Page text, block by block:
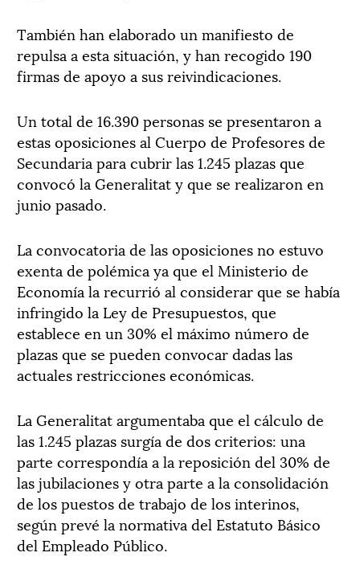
También han elaborado un manifiesto de
repulsa a esta situación, y han recogido 190
firmas de apoyo a sus reivindicaciones.
Un total de 16.390 personas se presentaron a
estas oposiciones al Cuerpo de Profesores de
Secundaria para cubrir las 1.245 plazas que
convocó la Generalitat y que se realizaron en
junio pasado.
La convocatoria de las oposiciones no estuvo
exenta de polémica ya que el Ministerio de
Economía la recurrió al considerar que se había
infringido la Ley de Presupuestos, que
establece en un 30% el máximo número de
plazas que se pueden convocar dadas las
actuales restricciones económicas.
La Generalitat argumentaba que el cálculo de
las 1.245 plazas surgía de dos criterios: una
parte correspondía a la reposición del 30% de
las jubilaciones y otra parte a la consolidación
de los puestos de trabajo de los interinos,
según prevé la normativa del Estatuto Básico
del Empleado Público.